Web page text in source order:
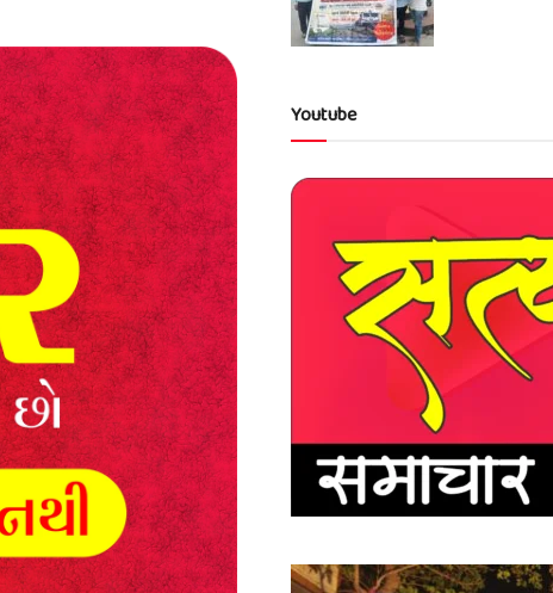
Youtube